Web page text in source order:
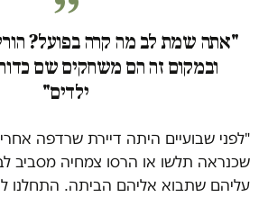
"אתה שמת לב מה קרה בפועל?
ובמקום זה הם משחקים שם
ילדים"
"לפני שבועיים היתה דיירת שרדפה אחרי
שכנראה תלשו או הרסו צמחיה מסביב
עליהם שתבוא אליהם הביתה. התחלנו